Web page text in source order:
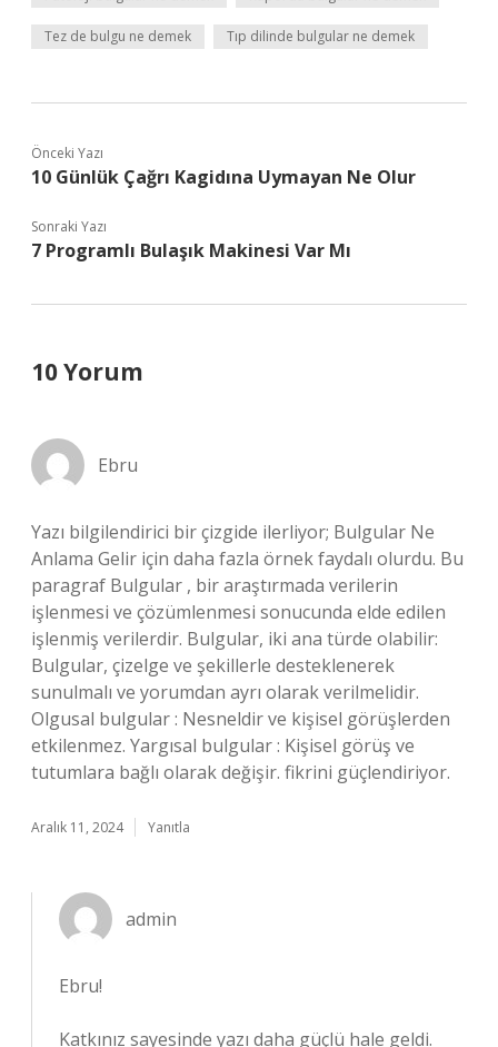
Tez de bulgu ne demek Tıp dilinde bulgular ne demek
Önceki Yazı
10 Günlük Çağrı Kagidına Uymayan Ne Olur
Sonraki Yazı
7 Programlı Bulaşık Makinesi Var Mı
10 Yorum
Ebru
Yazı bilgilendirici bir çizgide ilerliyor; Bulgular Ne
Anlama Gelir için daha fazla örnek faydalı olurdu. Bu
paragraf Bulgular , bir araştırmada verilerin
işlenmesi ve çözümlenmesi sonucunda elde edilen
işlenmiş verilerdir. Bulgular, iki ana türde olabilir:
Bulgular, çizelge ve şekillerle desteklenerek
sunulmalı ve yorumdan ayrı olarak verilmelidir.
Olgusal bulgular : Nesneldir ve kişisel görüşlerden
etkilenmez. Yargısal bulgular : Kişisel görüş ve
tutumlara bağlı olarak değişir. fikrini güçlendiriyor.
Aralık 11, 2024 Yanıtla
admin
Ebru!
Katkınız sayesinde yazı daha güçlü hale geldi.